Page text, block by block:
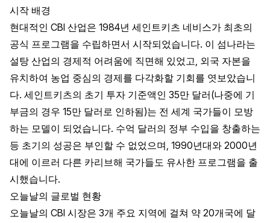
시작 배경
현대적인 CBI 산업은 1984년 세인트키츠 네비스가 최초의
공식 프로그램을 수립하면서 시작되었습니다. 이 섬나라는
설탕 산업의 경제적 어려움에 직면해 있었고, 외국 자본을
유치하여 농업 중심의 경제를 다각화할 기회를 엿보았습니
다. 세인트키츠의 초기 투자 기준액인 35만 달러(나중에 기
부금의 경우 15만 달러로 인하됨)는 전 세계 국가들이 모방
하는 모델이 되었습니다. 수억 달러의 정부 수입을 창출하는
등 초기의 성공은 부인할 수 없었으며, 1990년대와 2000년
대에 이르러 다른 카리브해 국가들도 유사한 프로그램을 출
시했습니다.
오늘날의 글로벌 현황
오늘날의 CBI 시장은 3개 주요 지역에 걸쳐 약 20개국에 달